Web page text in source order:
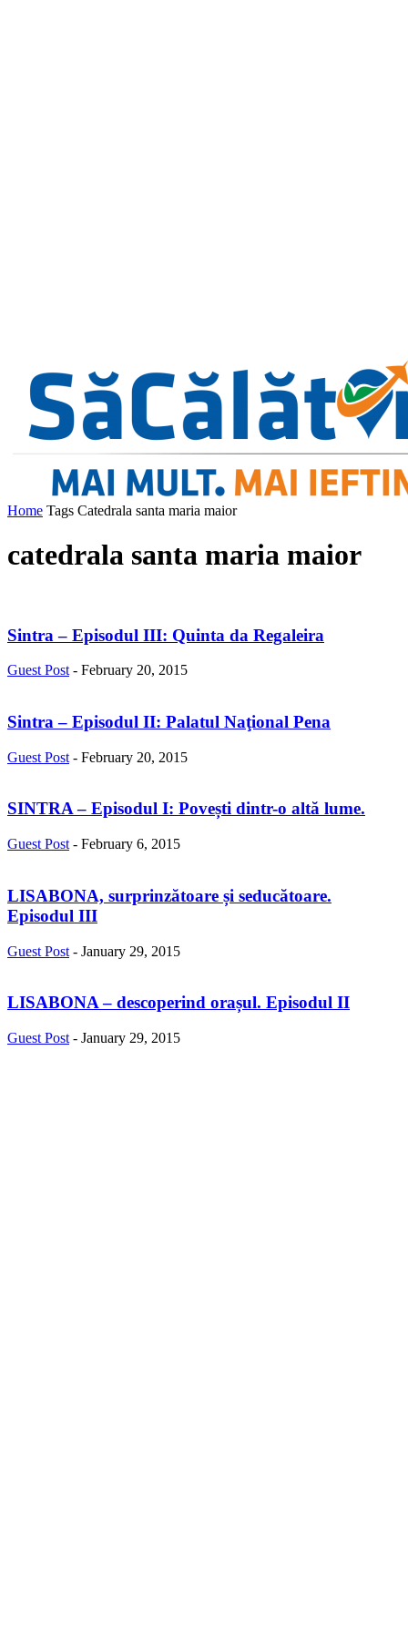
Home Tags Catedrala santa maria maior
catedrala santa maria maior
Sintra – Episodul III: Quinta da Regaleira
Guest Post - February 20, 2015
Sintra – Episodul II: Palatul Naţional Pena
Guest Post - February 20, 2015
SINTRA – Episodul I: Povești dintr-o altă lume.
Guest Post - February 6, 2015
LISABONA, surprinzătoare și seducătoare.
Episodul III
Guest Post - January 29, 2015
LISABONA – descoperind orașul. Episodul II
Guest Post - January 29, 2015